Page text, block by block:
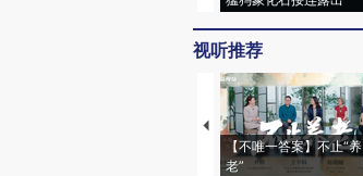
视听推荐
【不唯一答案】不止“养
老”